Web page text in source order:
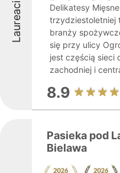
Laureaci
Delikatesy
trzydziestoletniej
branży
się przy ulicy
jest częścią sieci
zachodniej i
8.9
Pasieka pod
Bielawa